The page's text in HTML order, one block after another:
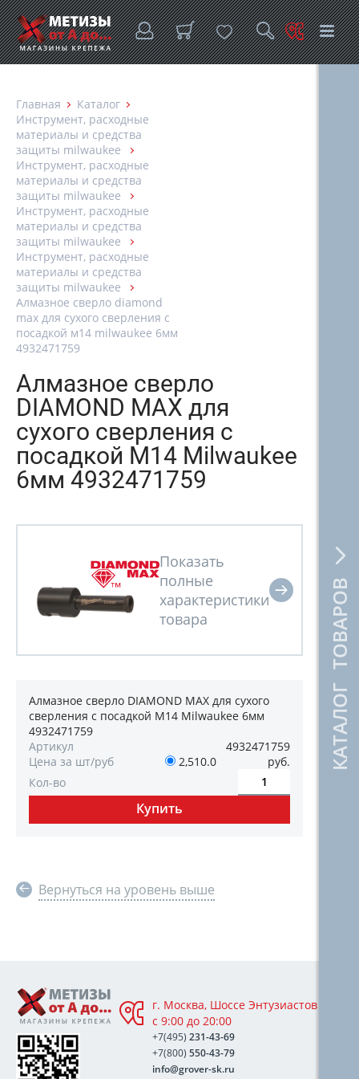
КАТАЛОГ ТОВАРОВ
Главная
Каталог
Инструмент, расходные
материалы и средства
защиты milwaukee
Инструмент, расходные
материалы и средства
защиты milwaukee
Инструмент, расходные
материалы и средства
защиты milwaukee
Инструмент, расходные
материалы и средства
защиты milwaukee
Алмазное сверло diamond
max для сухого сверления с
посадкой м14 milwaukee 6мм
4932471759
Алмазное сверло
DIAMOND MAX для
сухого сверления с
посадкой М14 Milwaukee
6мм 4932471759
Алмазное сверло DIAMOND MAX для сухого
сверления с посадкой М14 Milwaukee 6мм
4932471759
Артикул
4932471759
Цена за шт/руб
2,510.0
руб.
Кол-во
Вернуться на уровень выше
г. Москва, Шоссе Энтузиастов 76А,
с 9:00 до 20:00
+7(495) 231-43-69
+7(800) 550-43-79
info@grover-sk.ru